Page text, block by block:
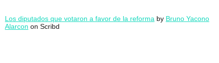
Los diputados que votaron a favor de la reforma by Bruno Yacono
Alarcon on Scribd